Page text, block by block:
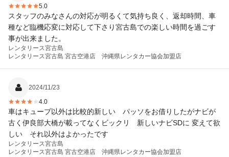
5.0
スタッフのみなさんの対応が明るくて気持ち良く、返却時間、車
種など臨機応変に対応して下さり宮古島での楽しい時間を過ごす
事が出来ました。
レンタリース宮古島
レンタリース宮古島 宮古空港店 沖縄県レンタカー協会加盟店
2024/11/23
4.0
車はキューブ以外は比較的新しい パッソをお借りしたがナビが
古く伊良部大橋が載ってなくビックリ 新しいナビSDに 変えて欲
しい それ以外はよかったです
レンタリース宮古島
レンタリース宮古島 宮古空港店 沖縄県レンタカー協会加盟店